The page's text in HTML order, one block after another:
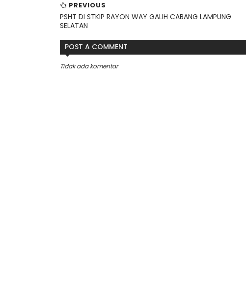
PREVIOUS
PSHT DI STKIP RAYON WAY GALIH CABANG LAMPUNG
SELATAN
POST A COMMENT
Tidak ada komentar